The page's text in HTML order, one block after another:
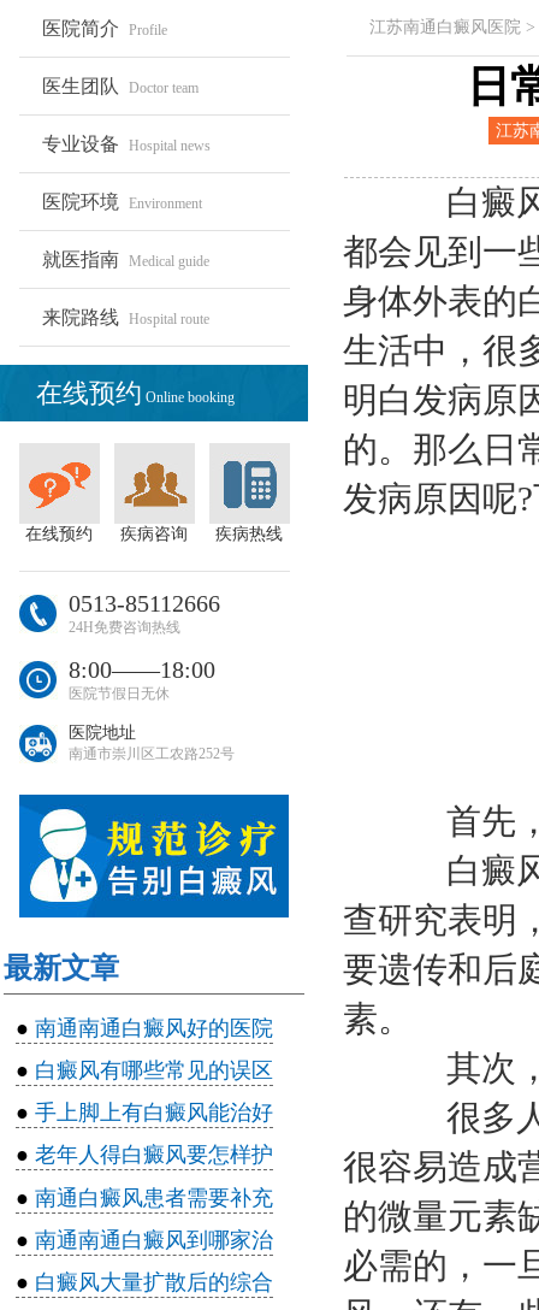
医院简介 Profile
医生团队 Doctor team
专业设备 Hospital news
医院环境 Environment
就医指南 Medical guide
来院路线 Hospital route
在线预约 Online booking
在线预约 疾病咨询 疾病热线
0513-85112666
24H免费咨询热线
8:00――18:00
医院节假日无休
医院地址
南通市崇川区工农路252号
最新文章
● 南通南通白癜风好的医院
● 白癜风有哪些常见的误区
● 手上脚上有白癜风能治好
● 老年人得白癜风要怎样护
● 南通白癜风患者需要补充
● 南通南通白癜风到哪家治
● 白癜风大量扩散后的综合
江苏南通白癜风医院
日
江苏
院
白癜风
都会见到一
身体外表的
生活中，很
明白发病原
的。那么日
发病原因呢
首先，
白癜风
查研究表明
要遗传和后
素。
其次，
很多人
很容易造成
的微量元素
必需的，一